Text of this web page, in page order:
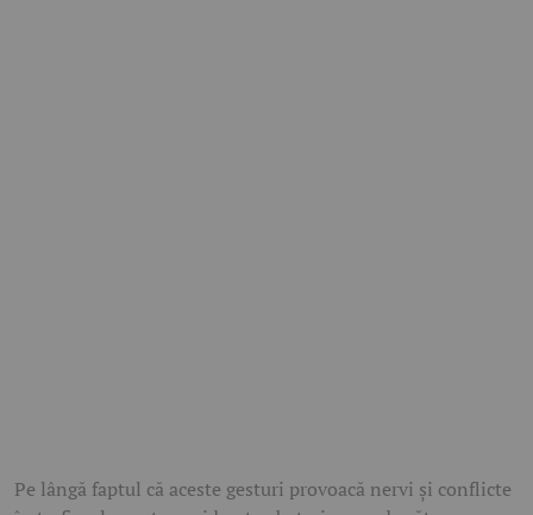
Pe lângă faptul că aceste gesturi provoacă nervi și conflicte